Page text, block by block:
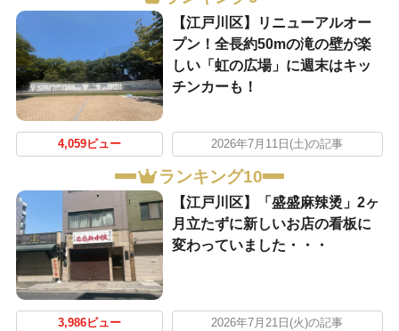
【江戸川区】リニューアルオー
プン！全長約50mの滝の壁が楽
しい「虹の広場」に週末はキッ
チンカーも！
4,059ビュー 2026年7月11日(土)の記事
ランキング10
【江戸川区】「盛盛麻辣烫」2ヶ
月立たずに新しいお店の看板に
変わっていました・・・
3,986ビュー 2026年7月21日(火)の記事